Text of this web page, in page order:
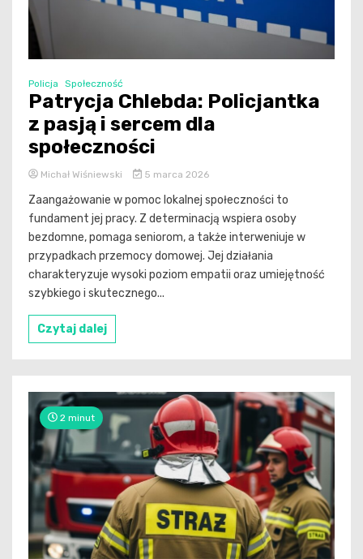
Policja Społeczność
Patrycja Chlebda: Policjantka
z pasją i sercem dla
społeczności
Michał Wiśniewski 5 marca 2026
Zaangażowanie w pomoc lokalnej społeczności to
fundament jej pracy. Z determinacją wspiera osoby
bezdomne, pomaga seniorom, a także interweniuje w
przypadkach przemocy domowej. Jej działania
charakteryzuje wysoki poziom empatii oraz umiejętność
szybkiego i skutecznego...
Czytaj dalej
2 minut